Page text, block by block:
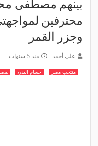
محترفين
وجزر القمر
علي أحمد منذ 5 سنوات
منتخب مصر حسام البدري